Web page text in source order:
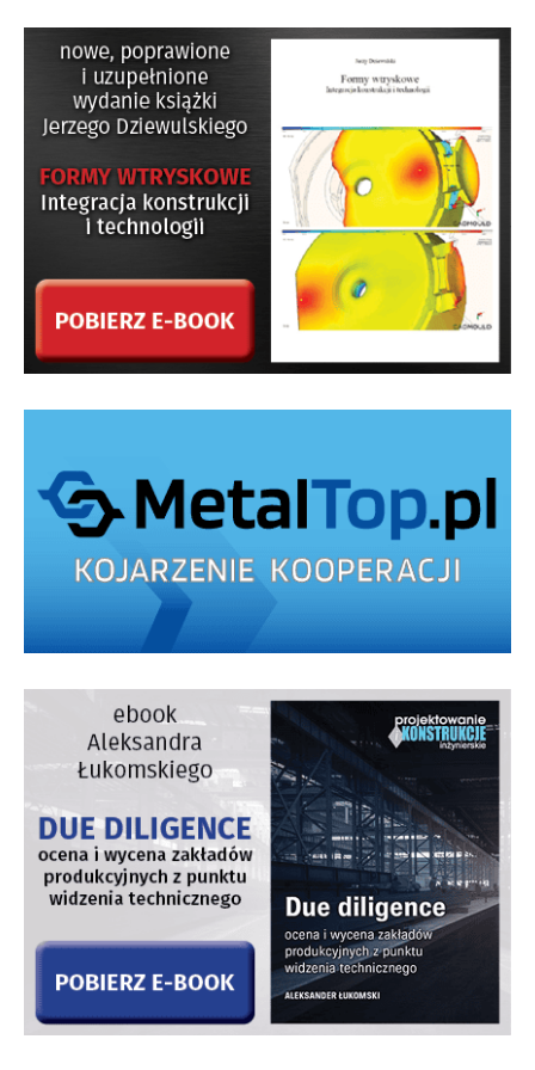
ton.
Zanim formę skierowano do wykonania w narzędziowni,
konstruktorzy musieli sprawdzić czy jej sztywność
będzie wystarczająca. Należało przygotować uproszczony
model formy, tak aby można było przeprowadzić analizę
strukturalną (Rys. 3).
Z rzeczywistej formy usuwa się wszystkie nieistotne
szczegóły, które nie mają wpływu na sztywność,
a niepotrzebnie utrudniłyby lub uniemożliwiły
wykonanie obliczeń numerycznych. Dla uzyskania
dokładniejszych wyników zostały wprowadzone stoły
i kolumny wtryskarki, co pozwala ocenić wpływ układu
zamykania maszyny na deformacje formy. Z analiz
reologicznych wiemy, że maksymalne ciśnienie
potrzebne do wypełnienia gniazda tej cienkościennej